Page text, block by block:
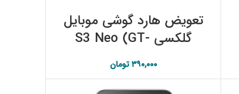
تعویض هارد گوشی موبایل
گلکسی S3 Neo (GT-
۳۹۰,۰۰۰تومان